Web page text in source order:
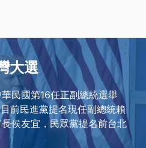
大選
民國第16任正副總統選舉
前民進黨提名現任副總統賴
侯友宜，民眾黨提名前台北